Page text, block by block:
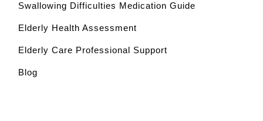
Swallowing Difficulties Medication Guide
Elderly Health Assessment
Elderly Care Professional Support
Blog